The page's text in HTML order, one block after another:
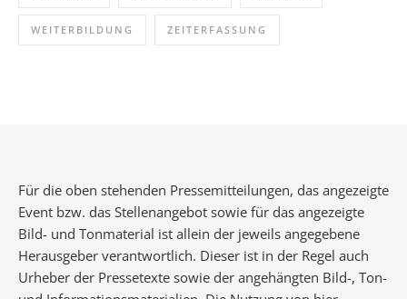
WEITERBILDUNG ZEITERFASSUNG
Für die oben stehenden Pressemitteilungen, das angezeigte
Event bzw. das Stellenangebot sowie für das angezeigte
Bild- und Tonmaterial ist allein der jeweils angegebene
Herausgeber verantwortlich. Dieser ist in der Regel auch
Urheber der Pressetexte sowie der angehängten Bild-, Ton-